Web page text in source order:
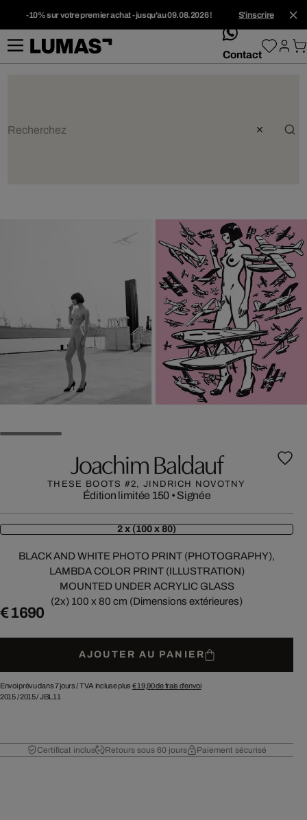
-10% sur votre premier achat - jusqu'au 09.08.2026 ! S'inscrire
whatsApp
Contact
Joachim Baldauf
THESE BOOTS #2, JINDRICH NOVOTNY
Édition limitée 150 • Signée
2 x (100 x 80)
BLACK AND WHITE PHOTO PRINT (PHOTOGRAPHY),
LAMBDA COLOR PRINT (ILLUSTRATION)
MOUNTED UNDER ACRYLIC GLASS
(2x) 100 x 80 cm (Dimensions extérieures)
€ 1 690
AJOUTER AU PANIER
Envoi prévu dans 7 jours /TVA incluse plus € 19,90de frais d'envoi
2015/2015/JBL11
Certificat inclus Retours sous 60 jours Paiement sécurisé